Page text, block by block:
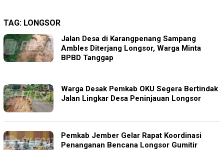
TAG: LONGSOR
Jalan Desa di Karangpenang Sampang
Ambles Diterjang Longsor, Warga Minta
BPBD Tanggap
Warga Desak Pemkab OKU Segera Bertindak
Jalan Lingkar Desa Peninjauan Longsor
Pemkab Jember Gelar Rapat Koordinasi
Penanganan Bencana Longsor Gumitir